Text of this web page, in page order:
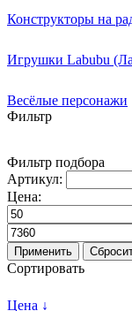
Конструкторы на
Игрушки Labubu
Весёлые персонажи
Фильтр
Фильтр подбора
Артикул:
Цена:
Применить
Сортировать
Цена ↓